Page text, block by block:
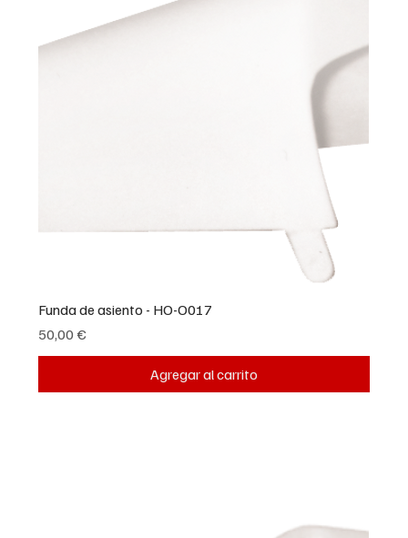
Funda de asiento - HO-O017
Precio
50,00 €
Agregar al carrito